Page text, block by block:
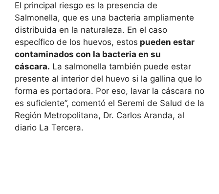
El principal riesgo es la presencia de
Salmonella, que es una bacteria ampliamente
distribuida en la naturaleza. En el caso
específico de los huevos, estos pueden estar
contaminados con la bacteria en su
cáscara. La salmonella también puede estar
presente al interior del huevo si la gallina que lo
forma es portadora. Por eso, lavar la cáscara no
es suficiente”, comentó el Seremi de Salud de la
Región Metropolitana, Dr. Carlos Aranda, al
diario La Tercera.